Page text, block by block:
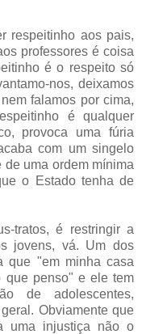
respeitinho aos pais,
professores é coisa
é o respeito só
nos, deixamos
falamos por cima,
é qualquer
provoca uma fúria
com um singelo
uma ordem mínima
o Estado tenha de
tratos, é restringir a
jovens, vá. Um dos
que "em minha casa
que penso" e ele tem
de adolescentes,
Obviamente que
uma injustiça não o